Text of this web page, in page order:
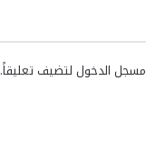
مسجل الدخول لتضيف تعليقاً.